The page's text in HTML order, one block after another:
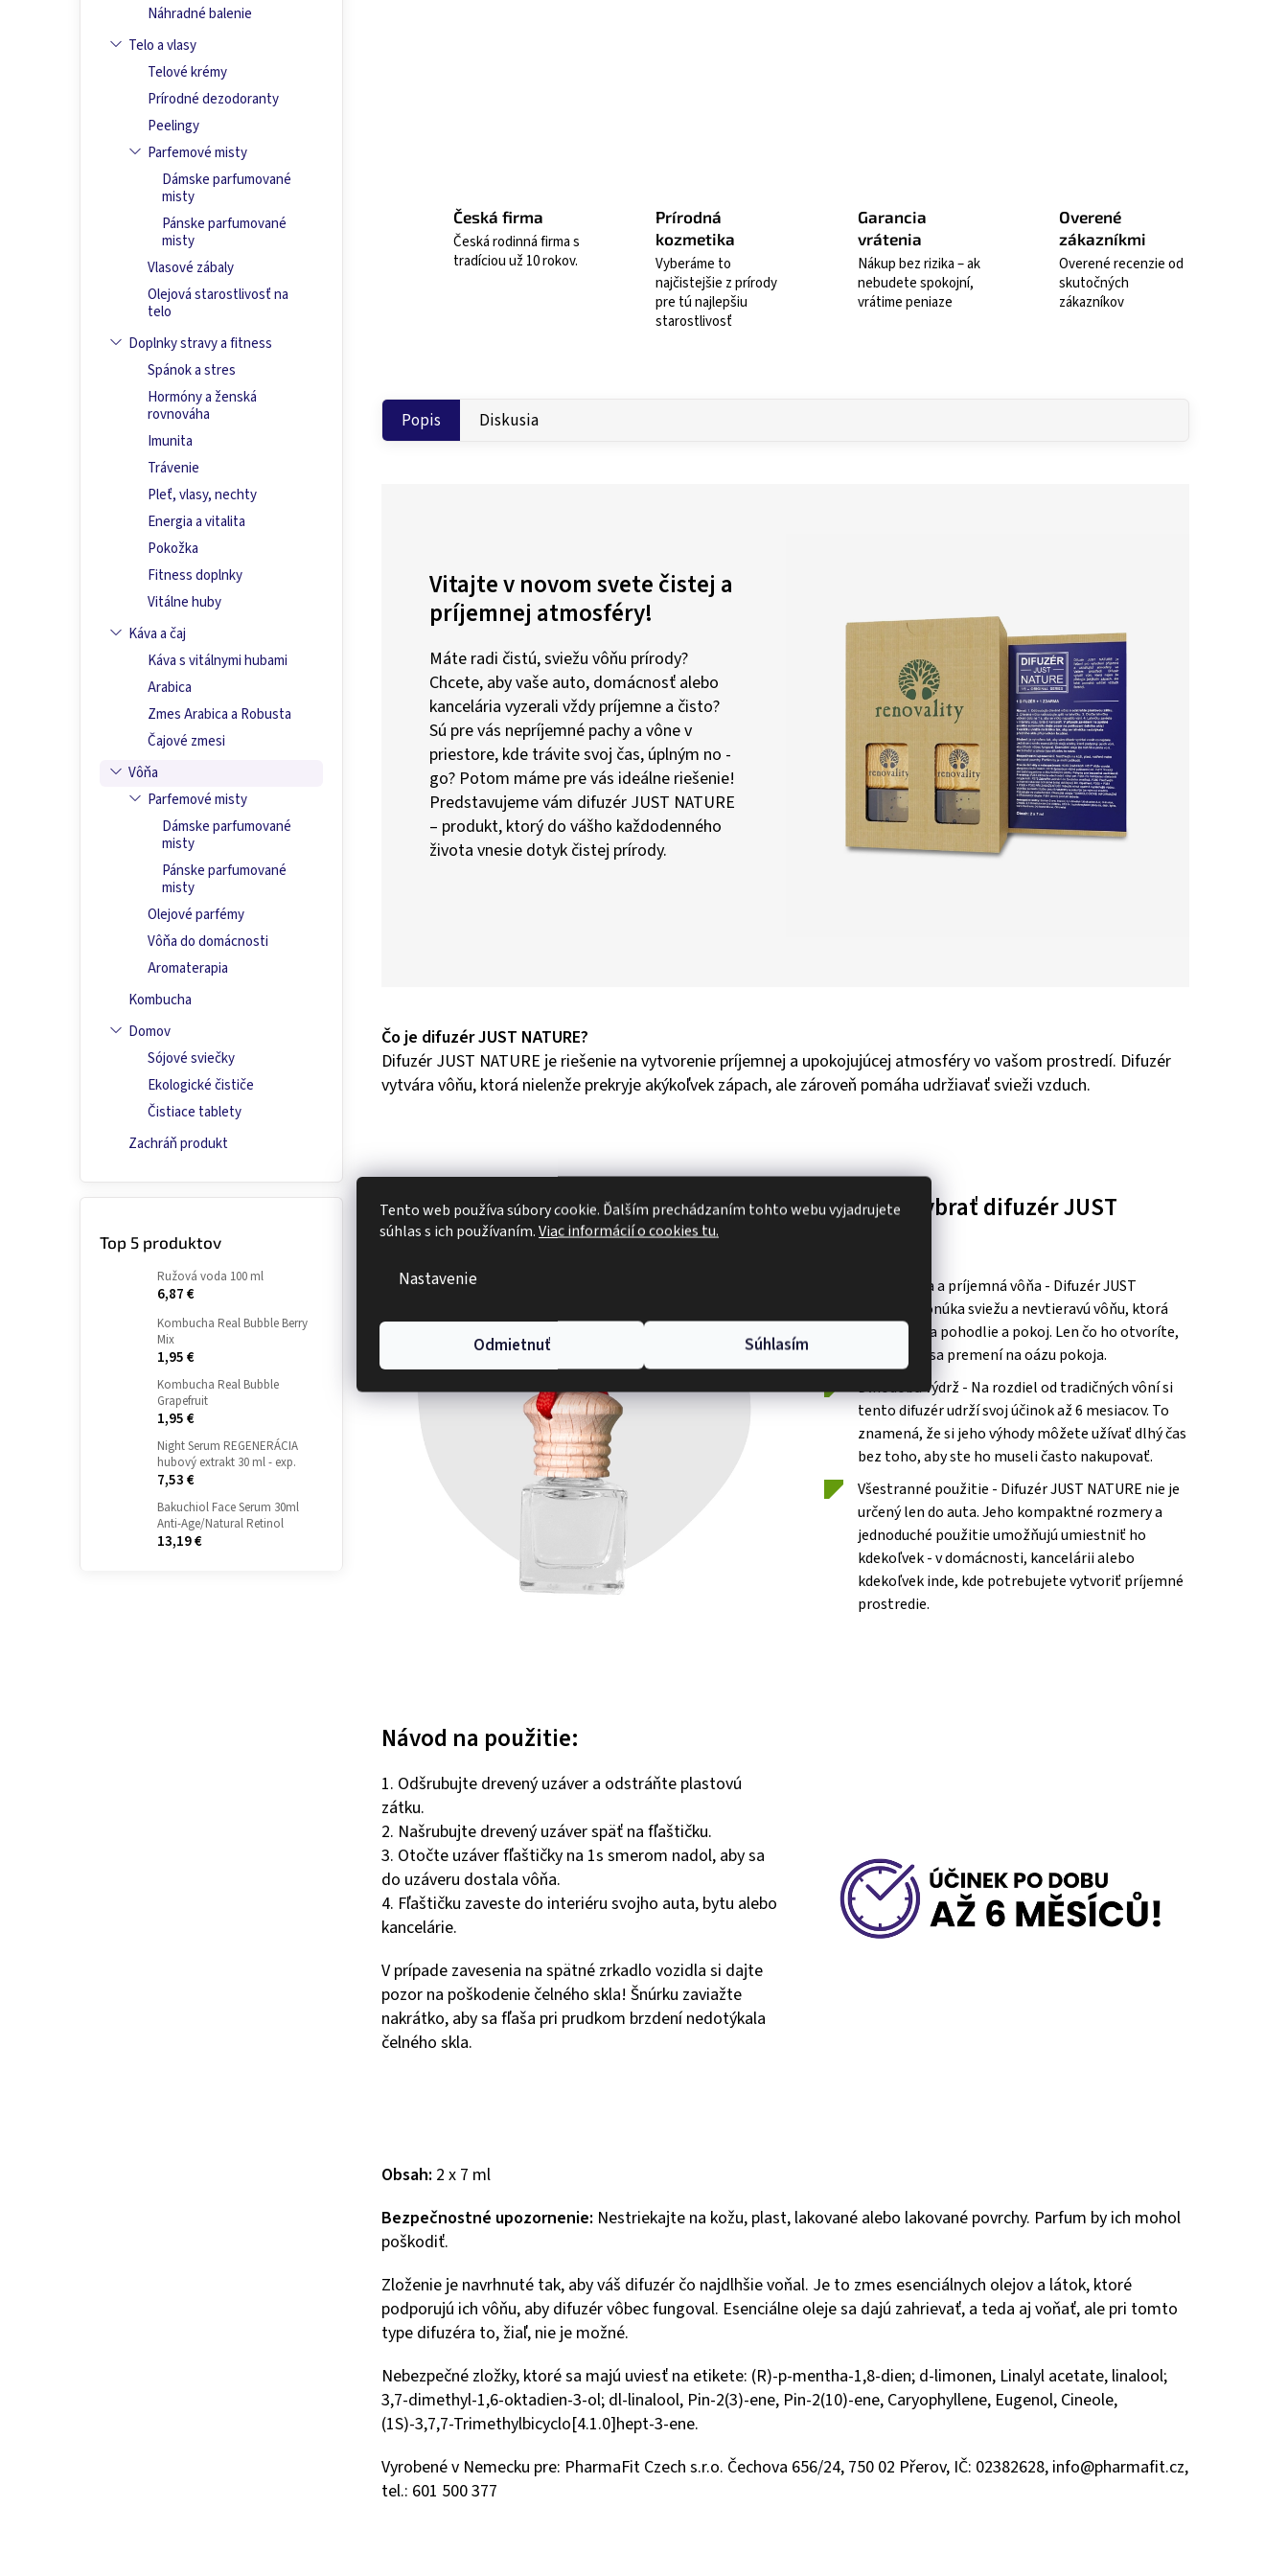
Tento web používa súbory cookie. Ďalším prechádzaním tohto webu vyjadrujete
súhlas s ich používaním.Viac informácií o cookies tu.
Nastavenie
Odmietnuť Súhlasím
Náhradné balenie
Telo a vlasy
Telové krémy
Prírodné dezodoranty
Peelingy
Parfemové misty
Dámske parfumované
misty
Pánske parfumované
misty
Vlasové zábaly
Olejová starostlivosť na
telo
Doplnky stravy a fitness
Spánok a stres
Hormóny a ženská
rovnováha
Imunita
Trávenie
Pleť, vlasy, nechty
Energia a vitalita
Pokožka
Fitness doplnky
Vitálne huby
Káva a čaj
Káva s vitálnymi hubami
Arabica
Zmes Arabica a Robusta
Čajové zmesi
Vôňa
Parfemové misty
Dámske parfumované
misty
Pánske parfumované
misty
Olejové parfémy
Vôňa do domácnosti
Aromaterapia
Kombucha
Domov
Sójové sviečky
Ekologické čističe
Čistiace tablety
Zachráň produkt
Top 5 produktov
Ružová voda 100 ml
6,87 €
Kombucha Real Bubble Berry
Mix
1,95 €
Kombucha Real Bubble
Grapefruit
1,95 €
Night Serum REGENERÁCIA
hubový extrakt 30 ml - exp.
7,53 €
Bakuchiol Face Serum 30ml
Anti-Age/Natural Retinol
13,19 €
Česká firma
Česká rodinná firma s
tradíciou už 10 rokov.
Prírodná
kozmetika
Vyberáme to
najčistejšie z prírody
pre tú najlepšiu
starostlivosť
Garancia
vrátenia
Nákup bez rizika – ak
nebudete spokojní,
vrátime peniaze
Overené
zákazníkmi
Overené recenzie od
skutočných
zákazníkov
Popis Diskusia
Vitajte v novom svete čistej a
príjemnej atmosféry!
Máte radi čistú, sviežu vôňu prírody?
Chcete, aby vaše auto, domácnosť alebo
kancelária vyzerali vždy príjemne a čisto?
Sú pre vás nepríjemné pachy a vône v
priestore, kde trávite svoj čas, úplným no -
go? Potom máme pre vás ideálne riešenie!
Predstavujeme vám difuzér JUST NATURE
– produkt, ktorý do vášho každodenného
života vnesie dotyk čistej prírody.
Čo je difuzér JUST NATURE?
Difuzér JUST NATURE je riešenie na vytvorenie príjemnej a upokojujúcej atmosféry vo vašom prostredí. Difuzér
vytvára vôňu, ktorá nielenže prekryje akýkoľvek zápach, ale zároveň pomáha udržiavať svieži vzduch.
Prečo si vybrať difuzér JUST
Osviežujúca a príjemná vôňa - Difuzér JUST
NATURE ponúka sviežu a nevtieravú vôňu, ktorá
vám prináša pohodlie a pokoj. Len čo ho otvoríte,
prostredie sa premení na oázu pokoja.
Dlhodobá výdrž - Na rozdiel od tradičných vôní si
tento difuzér udrží svoj účinok až 6 mesiacov. To
znamená, že si jeho výhody môžete užívať dlhý čas
bez toho, aby ste ho museli často nakupovať.
Všestranné použitie - Difuzér JUST NATURE nie je
určený len do auta. Jeho kompaktné rozmery a
jednoduché použitie umožňujú umiestniť ho
kdekoľvek - v domácnosti, kancelárii alebo
kdekoľvek inde, kde potrebujete vytvoriť príjemné
prostredie.
Návod na použitie:
1. Odšrubujte drevený uzáver a odstráňte plastovú
zátku.
2. Našrubujte drevený uzáver späť na fľaštičku.
3. Otočte uzáver fľaštičky na 1s smerom nadol, aby sa
do uzáveru dostala vôňa.
4. Fľaštičku zaveste do interiéru svojho auta, bytu alebo
kancelárie.
V prípade zavesenia na spätné zrkadlo vozidla si dajte
pozor na poškodenie čelného skla! Šnúrku zaviažte
nakrátko, aby sa fľaša pri prudkom brzdení nedotýkala
čelného skla.
Obsah: 2 x 7 ml
Bezpečnostné upozornenie: Nestriekajte na kožu, plast, lakované alebo lakované povrchy. Parfum by ich mohol
poškodiť.
Zloženie je navrhnuté tak, aby váš difuzér čo najdlhšie voňal. Je to zmes esenciálnych olejov a látok, ktoré
podporujú ich vôňu, aby difuzér vôbec fungoval. Esenciálne oleje sa dajú zahrievať, a teda aj voňať, ale pri tomto
type difuzéra to, žiaľ, nie je možné.
Nebezpečné zložky, ktoré sa majú uviesť na etikete: (R)-p-mentha-1,8-dien; d-limonen, Linalyl acetate, linalool;
3,7-dimethyl-1,6-oktadien-3-ol; dl-linalool, Pin-2(3)-ene, Pin-2(10)-ene, Caryophyllene, Eugenol, Cineole,
(1S)-3,7,7-Trimethylbicyclo[4.1.0]hept-3-ene.
Vyrobené v Nemecku pre: PharmaFit Czech s.r.o. Čechova 656/24, 750 02 Přerov, IČ: 02382628, info@pharmafit.cz,
tel.: 601 500 377